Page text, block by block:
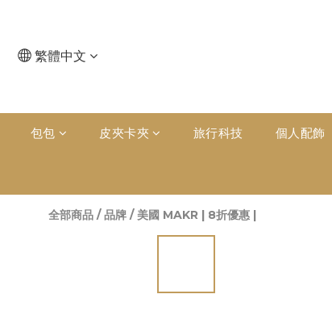
繁體中文
包包 皮夾卡夾 旅行科技 個人配飾
全部商品 /品牌 /美國 MAKR | 8折優惠 |